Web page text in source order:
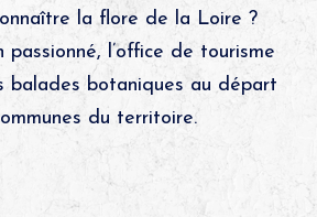
la flore de la Loire ?
passionné, l’office de tourisme
balades botaniques au départ
du territoire.